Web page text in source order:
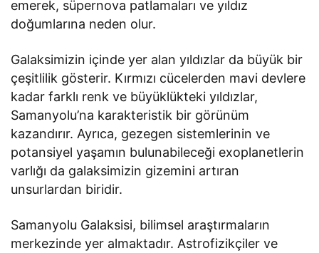
emerek, süpernova patlamaları ve yıldız
doğumlarına neden olur.
Galaksimizin içinde yer alan yıldızlar da büyük bir
çeşitlilik gösterir. Kırmızı cücelerden mavi devlere
kadar farklı renk ve büyüklükteki yıldızlar,
Samanyolu’na karakteristik bir görünüm
kazandırır. Ayrıca, gezegen sistemlerinin ve
potansiyel yaşamın bulunabileceği exoplanetlerin
varlığı da galaksimizin gizemini artıran
unsurlardan biridir.
Samanyolu Galaksisi, bilimsel araştırmaların
merkezinde yer almaktadır. Astrofizikçiler ve